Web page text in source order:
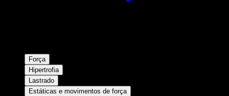
Força
Hipertrofia
Lastrado
Estáticas e movimentos de força